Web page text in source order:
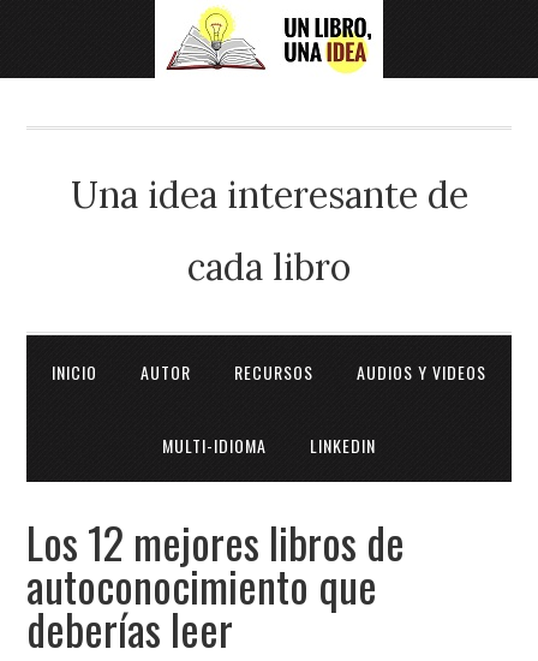
Una idea interesante de
cada libro
INICIO AUTOR RECURSOS AUDIOS Y VIDEOS
MULTI-IDIOMA LINKEDIN
Los 12 mejores libros de
autoconocimiento que
deberías leer